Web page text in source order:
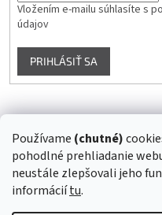
Používame (chutné)
pohodlné prehliadanie
neustále zlepšovali jeho
informáciítu.
Vložením e-mailu súhlasíte s
údajov
PRIHLÁSIŤ SA
Sledovať na